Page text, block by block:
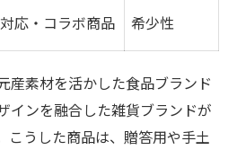
応・コラボ商品 希少性
産素材を活かした食品ブランド
インを融合した雑貨ブランドが
こうした商品は、贈答用や手土